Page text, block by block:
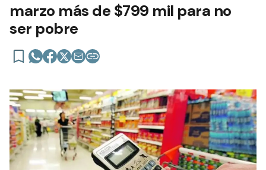
marzo más de $799 mil para no
ser pobre